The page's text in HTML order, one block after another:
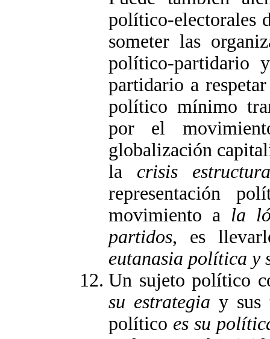
político-electorales
someter las
político-partidario
partidario a
político mínimo
por el
globalización
la crisis
representación
movimiento a la
partidos, es
eutanasia política y
Un sujeto político
su estrategia y sus
político es su